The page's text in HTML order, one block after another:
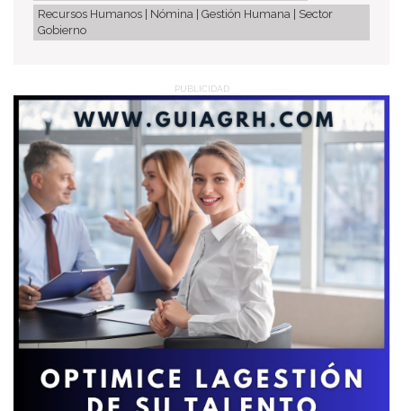
Recursos Humanos | Nómina | Gestión Humana | Sector
Gobierno
PUBLICIDAD